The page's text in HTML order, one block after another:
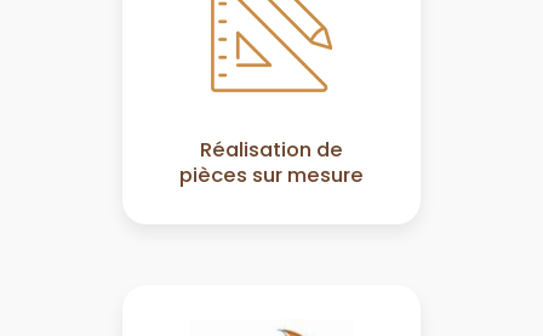
Réalisation de
pièces sur mesure